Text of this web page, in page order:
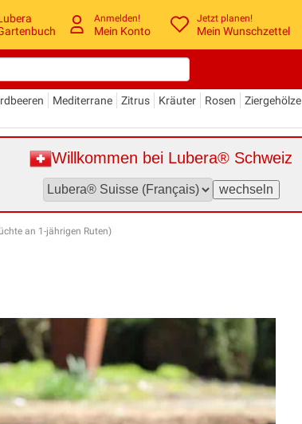
Anmelden!
Mein Konto
Jetzt planen!
Mein Wunschzettel
Mediterrane Zitrus Kräuter Rosen Ziergehölze
Willkommen bei Lubera® Schweiz
an 1-jährigen Ruten)